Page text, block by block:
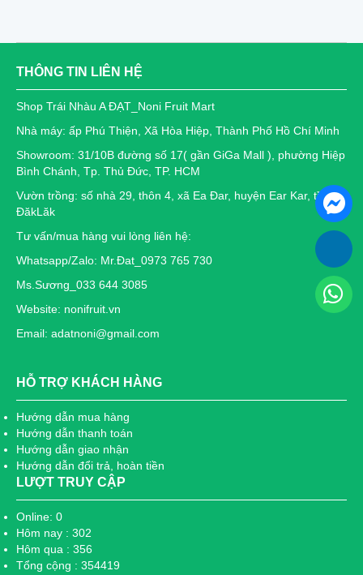
THÔNG TIN LIÊN HỆ
Shop Trái Nhàu A ĐẠT_Noni Fruit Mart
Nhà máy: ấp Phú Thiện, Xã Hòa Hiệp, Thành Phố Hồ Chí Minh
Showroom: 31/10B đường số 17( gần GiGa Mall ), phường Hiệp
Bình Chánh, Tp. Thủ Đức, TP. HCM
Vườn trồng: số nhà 29, thôn 4, xã Ea Đar, huyện Ear Kar, tỉnh
ĐăkLăk
Tư vấn/mua hàng vui lòng liên hệ:
Whatsapp/Zalo: Mr.Đat_0973 765 730
Ms.Sương_033 644 3085
Website: nonifruit.vn
Email: adatnoni@gmail.com
HỖ TRỢ KHÁCH HÀNG
Hướng dẫn mua hàng
Hướng dẫn thanh toán
Hướng dẫn giao nhận
Hướng dẫn đổi trả, hoàn tiền
LƯỢT TRUY CẬP
Online: 0
Hôm nay : 302
Hôm qua : 356
Tổng cộng : 354419